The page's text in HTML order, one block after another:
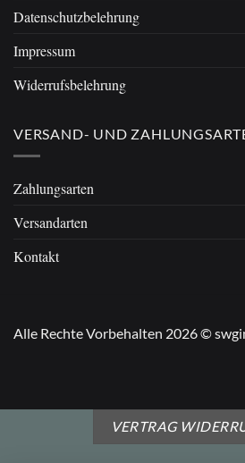
Datenschutzbelehrung
Impressum
Widerrufsbelehrung
VERSAND- UND
Zahlungsarten
Versandarten
Kontakt
Alle Rechte Vorbehalten 2026 ©
VERTRAG